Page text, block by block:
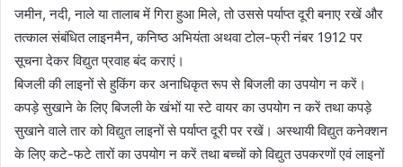
जमीन, नदी, नाले या तालाब में गिरा हुआ मिले, तो उससे पर्याप्त दूरी बनाए रखें और
तत्काल संबंधित लाइनमैन, कनिष्ठ अभियंता अथवा टोल-फ्री नंबर 1912 पर
सूचना देकर विद्युत प्रवाह बंद कराएं।
बिजली की लाइनों से हुकिंग कर अनाधिकृत रूप से बिजली का उपयोग न करें।
कपड़े सुखाने के लिए बिजली के खंभों या स्टे वायर का उपयोग न करें तथा कपड़े
सुखाने वाले तार को विद्युत लाइनों से पर्याप्त दूरी पर रखें। अस्थायी विद्युत कनेक्शन
के लिए कटे-फटे तारों का उपयोग न करें तथा बच्चों को विद्युत उपकरणों एवं लाइनों